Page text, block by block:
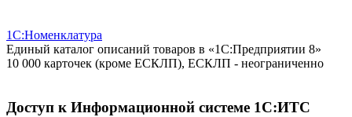
1С:Номенклатура
Единый каталог описаний товаров в «1С:Предприятии 8»
10 000 карточек (кроме ЕСКЛП), ЕСКЛП - неограниченно
Доступ к Информационной системе 1С:ИТС